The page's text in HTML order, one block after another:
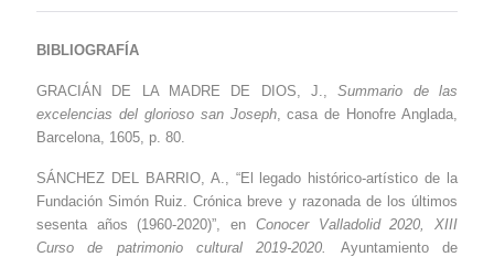
BIBLIOGRAFÍA
GRACIÁN DE LA MADRE DE DIOS, J.,Summario de las
excelencias del glorioso san Joseph, casa de Honofre Anglada,
Barcelona, 1605, p. 80.
SÁNCHEZ DEL BARRIO, A., “El legado histórico-artístico de la
Fundación Simón Ruiz. Crónica breve y razonada de los últimos
sesenta años (1960-2020)”, en Conocer Valladolid 2020, XIII
Curso de patrimonio cultural 2019-2020. Ayuntamiento de